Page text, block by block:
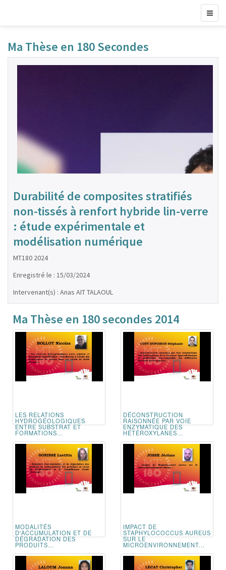
Ma Thèse en 180 Secondes
Durabilité de composites stratifiés
non-tissés à renfort hybride lin-verre
: étude expérimentale et
modélisation numérique
MT180 2024
Enregistré le : 15/03/2024
Intervenant(s) : Anas AIT TALAOUL
Ma Thèse en 180 secondes 2014
LES RELATIONS
HYDROGÉOLOGIQUES
ENTRE SUBSTRAT ET
FORMATIONS...
DÉCONSTRUCTION
RAISONNÉE PAR VOIE
ENZYMATIQUE DES
HÉTÉROXYLANES...
MODALITÉS
D'ACCUMULATION ET DE
DÉGRADATION DES
PRODUITS...
IMPACT DE
STAPHYLOCOCCUS AUREUS
SUR LE
MICROENVIRONNEMENT...